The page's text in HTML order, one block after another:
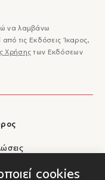
cookies
να λαμβάνω
τις Εκδόσεις Ίκαρος,
Χρήσης των Εκδόσεων